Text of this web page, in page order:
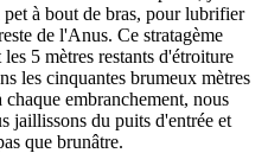
à bout de bras, pour lubrifier
de l'Anus. Ce stratagème
5 mètres restants d'étroiture
les cinquantes brumeux mètres
embranchement, nous
jaillissons du puits d'entrée et
que brunâtre.